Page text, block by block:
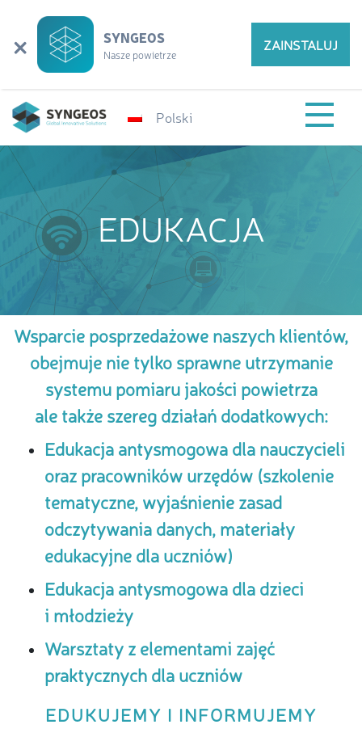
× SYNGEOS
Nasze powietrze
ZAINSTALUJ
Polski
EDUKACJA
Wsparcie posprzedażowe naszych klientów,
obejmuje nie tylko sprawne utrzymanie
systemu pomiaru jakości powietrza
ale także szereg działań dodatkowych:
Edukacja antysmogowa dla nauczycieli
oraz pracowników urzędów (szkolenie
tematyczne, wyjaśnienie zasad
odczytywania danych, materiały
edukacyjne dla uczniów)
Edukacja antysmogowa dla dzieci
i młodzieży
Warsztaty z elementami zajęć
praktycznych dla uczniów
EDUKUJEMY I INFORMUJEMY